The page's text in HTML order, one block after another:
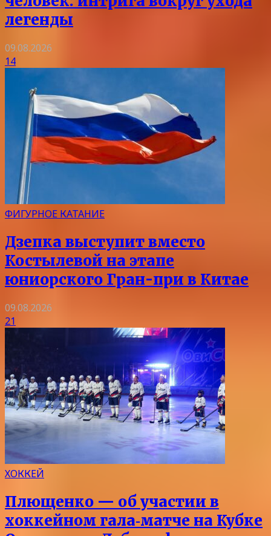
легенды
09.08.2026
14
ФИГУРНОЕ КАТАНИЕ
Дзепка выступит вместо
Костылевой на этапе
юниорского Гран-при в Китае
09.08.2026
21
ХОККЕЙ
Плющенко — об участии в
хоккейном гала‑матче на Кубке